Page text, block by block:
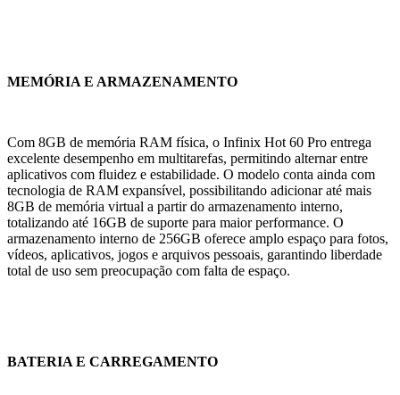
MEMÓRIA E ARMAZENAMENTO
Com 8GB de memória RAM física, o Infinix Hot 60 Pro entrega
excelente desempenho em multitarefas, permitindo alternar entre
aplicativos com fluidez e estabilidade. O modelo conta ainda com
tecnologia de RAM expansível, possibilitando adicionar até mais
8GB de memória virtual a partir do armazenamento interno,
totalizando até 16GB de suporte para maior performance. O
armazenamento interno de 256GB oferece amplo espaço para fotos,
vídeos, aplicativos, jogos e arquivos pessoais, garantindo liberdade
total de uso sem preocupação com falta de espaço.
BATERIA E CARREGAMENTO